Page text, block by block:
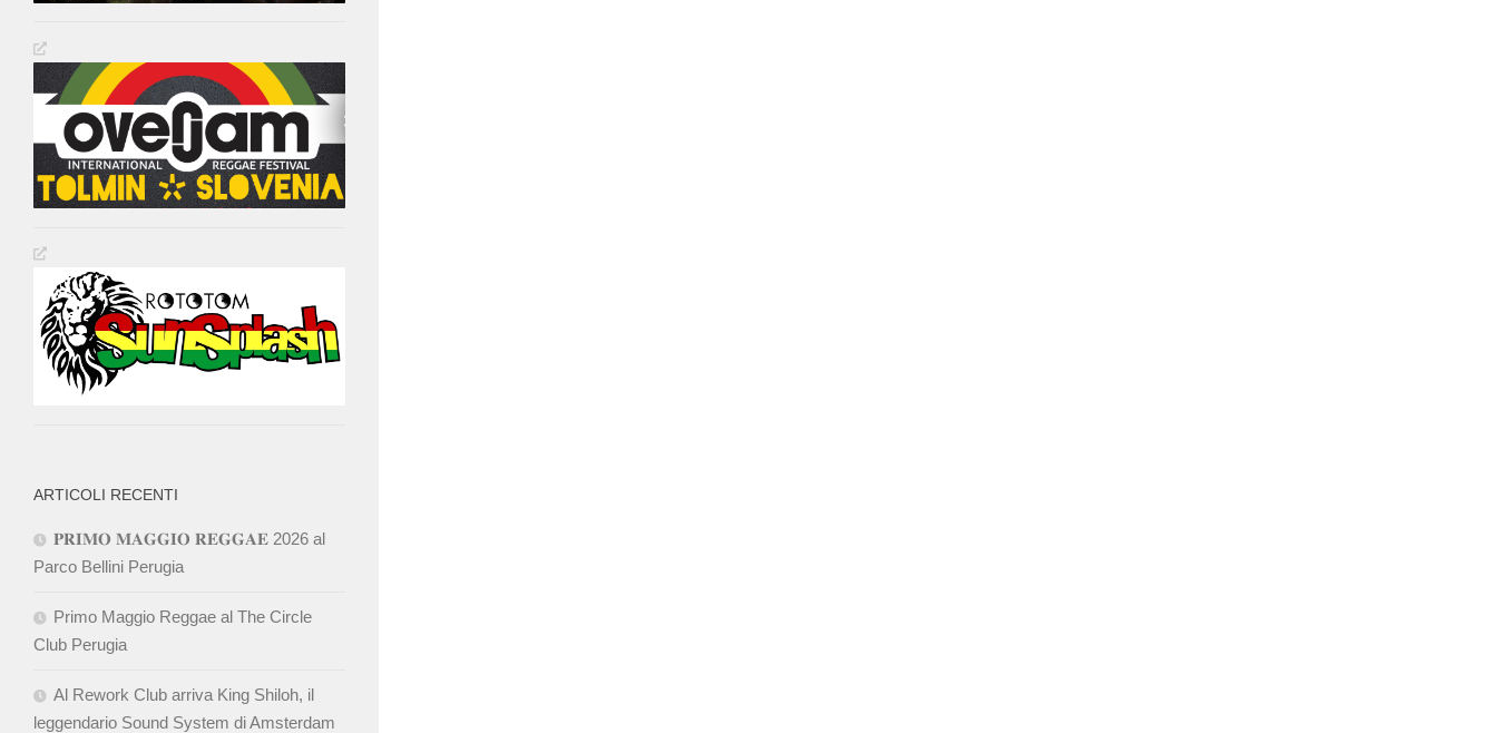
ARTICOLI RECENTI
𝐏𝐑𝐈𝐌𝐎 𝐌𝐀𝐆𝐆𝐈𝐎 𝐑𝐄𝐆𝐆𝐀𝐄 2026 al
Parco Bellini Perugia
Primo Maggio Reggae al The Circle
Club Perugia
Al Rework Club arriva King Shiloh, il
leggendario Sound System di Amsterdam